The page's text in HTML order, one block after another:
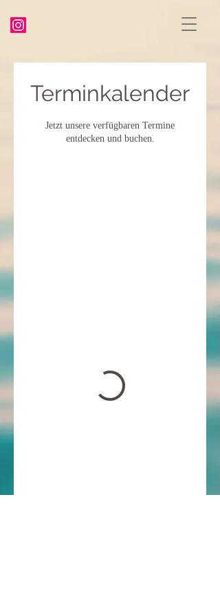
Terminkalender
Jetzt unsere verfügbaren Termine
entdecken und buchen.